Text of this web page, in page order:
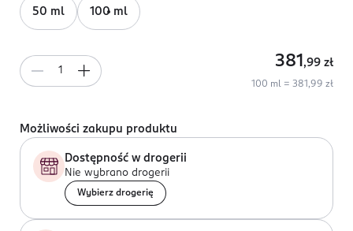
50 ml 100 ml
381 ,99 zł
100 ml = 381,99 zł
Możliwości zakupu produktu
Dostępność w drogerii
Nie wybrano drogerii
Wybierz drogerię